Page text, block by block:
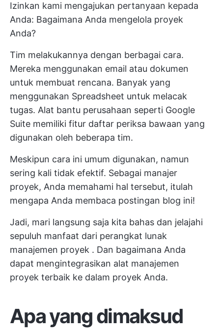
Izinkan kami mengajukan pertanyaan kepada
Anda: Bagaimana Anda mengelola proyek
Anda?
Tim melakukannya dengan berbagai cara.
Mereka menggunakan email atau dokumen
untuk membuat rencana. Banyak yang
menggunakan Spreadsheet untuk melacak
tugas. Alat bantu perusahaan seperti Google
Suite memiliki fitur daftar periksa bawaan yang
digunakan oleh beberapa tim.
Meskipun cara ini umum digunakan, namun
sering kali tidak efektif. Sebagai manajer
proyek, Anda memahami hal tersebut, itulah
mengapa Anda membaca postingan blog ini!
Jadi, mari langsung saja kita bahas dan jelajahi
sepuluh manfaat dari perangkat lunak
manajemen proyek . Dan bagaimana Anda
dapat mengintegrasikan alat manajemen
proyek terbaik ke dalam proyek Anda.
Apa yang dimaksud